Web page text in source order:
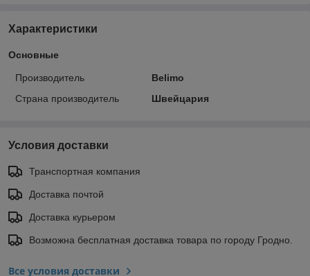
Характеристики
Основные
Производитель
Belimo
Страна производитель
Швейцария
Условия доставки
Транспортная компания
Доставка почтой
Доставка курьером
Возможна бесплатная доставка товара по городу Гродно.
Все условия доставки